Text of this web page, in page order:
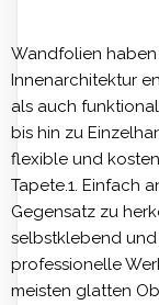
Wandfolien
Innenarchitektur
als auch
bis hin zu
flexible und
Tapete.1. Einfach
Gegensatz zu
selbstklebend
professionelle
meisten glatten